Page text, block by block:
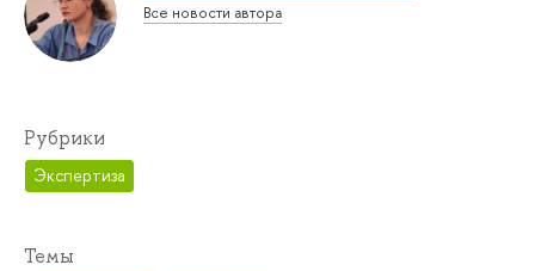
Все новости автора
Рубрики
Экспертиза
Темы